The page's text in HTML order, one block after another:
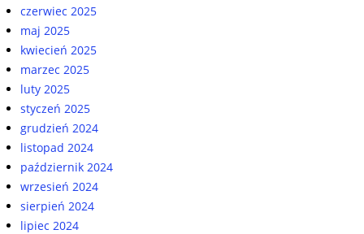
czerwiec 2025
maj 2025
kwiecień 2025
marzec 2025
luty 2025
styczeń 2025
grudzień 2024
listopad 2024
październik 2024
wrzesień 2024
sierpień 2024
lipiec 2024